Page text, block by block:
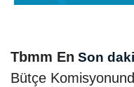
Tbmm En Son
Bütçe